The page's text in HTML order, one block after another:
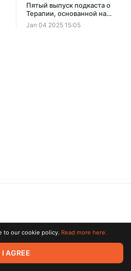
Пятый выпуск подкаста о
Терапии, основанной на
ментализации
Jan 04 2025 15:05
All rights reserved. All trademarks
owners.
to our cookie policy. Read more here.
I AGREE